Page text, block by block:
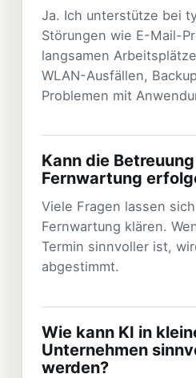
Ja. Ich unterstütze bei
Störungen wie E-Mail-
langsamen
WLAN-Ausfällen,
Problemen mit
Kann die
Fernwartung
Viele Fragen lassen
Fernwartung klären.
Termin sinnvoller ist,
abgestimmt.
Wie kann KI in
Unternehmen
werden?